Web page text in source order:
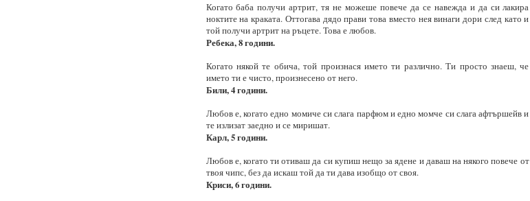
Когато баба получи артрит, тя не можеше повече да се навежда и да си лакира
ноктите на краката. Оттогава дядо прави това вместо нея винаги дори след като и
той получи артрит на ръцете. Това е любов.
Ребека, 8 години.
Когато някой те обича, той произнася името ти различно. Ти просто знаеш, че
името ти е чисто, произнесено от него.
Били, 4 години.
Любов е, когато едно момиче си слага парфюм и едно момче си слага афтършейв и
те излизат заедно и се миришат.
Карл, 5 години.
Любов е, когато ти отиваш да си купиш нещо за ядене и даваш на някого повече от
твоя чипс, без да искаш той да ти дава изобщо от своя.
Криси, 6 години.